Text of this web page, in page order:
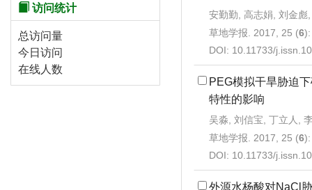
安勤勤, 高志娟, 刘金彪
草地学报. 2017, 25 (6
DOI: 10.11733/
PEG模拟干旱胁迫
特性的影响
吴淼, 刘信宝, 丁立人,
草地学报. 2017, 25 (6
DOI: 10.11733/
外源水杨酸对NaCl
访问统计
总访问量
今日访问
在线人数